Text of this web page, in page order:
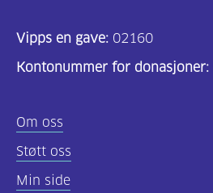
Vipps en gave: 02160
Kontonummer for donasjoner:
Om oss
Støtt oss
Min side